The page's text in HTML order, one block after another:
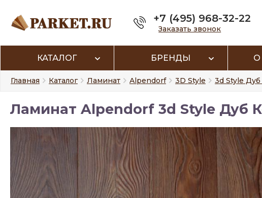
+7 (495) 968-32-22
Заказать звонок
КАТАЛОГ БРЕНДЫ О
Главная Каталог Ламинат Alpendorf 3D Style 3d Style
Ламинат Alpendorf 3d Style Дуб